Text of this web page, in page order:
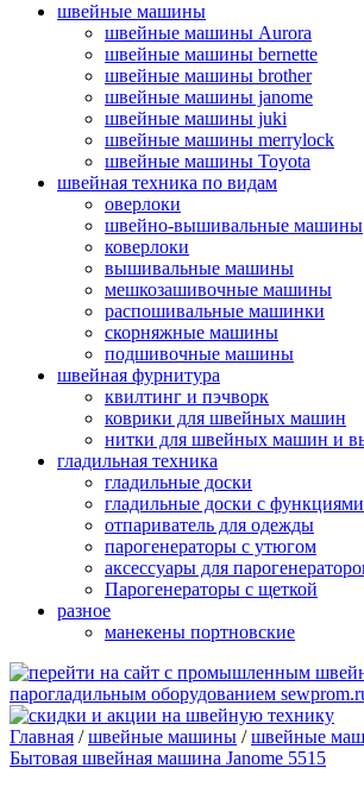
швейные машины
швейные машины Aurora
швейные машины bernette
швейные машины brother
швейные машины janome
швейные машины juki
швейные машины merrylock
швейные машины Toyota
швейная техника по видам
оверлоки
швейно-вышивальные машины
коверлоки
вышивальные машины
мешкозашивочные машины
распошивальные машинки
скорняжные машины
подшивочные машины
швейная фурнитура
квилтинг и пэчворк
коврики для швейных машин
нитки для швейных машин и
гладильная техника
гладильные доски
гладильные доски с функциями
отпариватель для одежды
парогенераторы с утюгом
аксессуары для
Парогенераторы с щеткой
разное
манекены портновские
Главная /швейные машины /швейные
Бытовая швейная машина Janome 5515